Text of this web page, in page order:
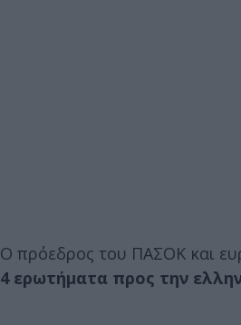
Ο πρόεδρος του ΠΑΣΟΚ και
4 ερωτήματα προς την